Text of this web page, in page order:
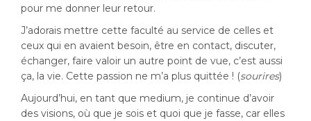
pour me donner leur retour.
J’adorais mettre cette faculté au service de celles et
ceux qui en avaient besoin, être en contact, discuter,
échanger, faire valoir un autre point de vue, c’est aussi
ça, la vie. Cette passion ne m’a plus quittée ! (sourires)
Aujourd’hui, en tant que medium, je continue d’avoir
des visions, où que je sois et quoi que je fasse, car elles